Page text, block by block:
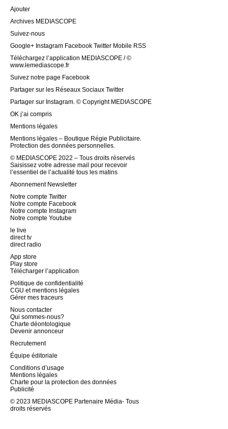
Ajouter
Archives MEDIASCOPE
Suivez-nous
Google+ Instagram Facebook Twitter Mobile RSS
Téléchargez l’application MEDIASCOPE / ©
www.lemediascope.fr
Suivez notre page Facebook
Partager sur les Réseaux Sociaux Twitter
Partager sur Instagram. © Copyright MEDIASCOPE
OK j’ai compris
Mentions légales
Mentions légales – Boutique Régie Publicitaire.
Protection des données personnelles.
© MEDIASCOPE 2022 – Tous droits réservés
Saisissez votre adresse mail pour recevoir
l’essentiel de l’actualité tous les matins
Abonnement Newsletter
Notre compte Twitter
Notre compte Facebook
Notre compte Instagram
Notre compte Youtube
le live
direct tv
direct radio
App store
Play store
Télécharger l’application
Politique de confidentialité
CGU et mentions légales
Gérer mes traceurs
Nous contacter
Qui sommes-nous?
Charte déontologique
Devenir annonceur
Recrutement
Équipe éditoriale
Conditions d’usage
Mentions légales
Charte pour la protection des données
Publicité
© 2023 MEDIASCOPE Partenaire Média- Tous
droits réservés